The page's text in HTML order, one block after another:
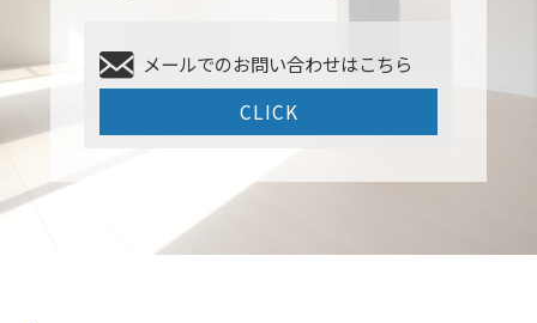
メールでのお問い合わせはこちら
CLICK